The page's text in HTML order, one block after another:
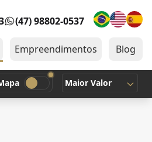
(47) 98802-0537
Empreendimentos Blog
Maior Valor